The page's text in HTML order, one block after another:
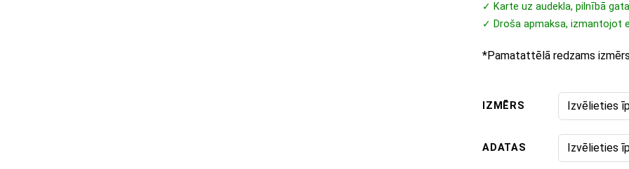
✓ Karte uz audekla, pilnībā
✓ Droša apmaksa, izmantojot
*Pamatattēlā redzams
IZMĒRS
ADATAS